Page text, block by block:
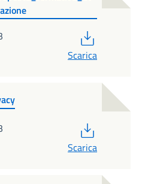
Scarica
Scarica